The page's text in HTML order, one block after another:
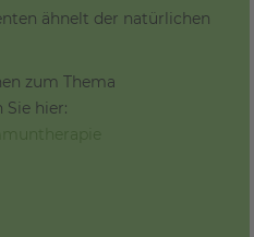
ähnelt der natürlichen
zum Thema
hier: